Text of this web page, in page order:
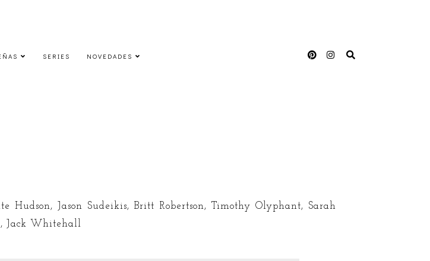
SERIES NOVEDADES
Hudson, Jason Sudeikis, Britt Robertson, Timothy Olyphant, Sarah
Jack Whitehall